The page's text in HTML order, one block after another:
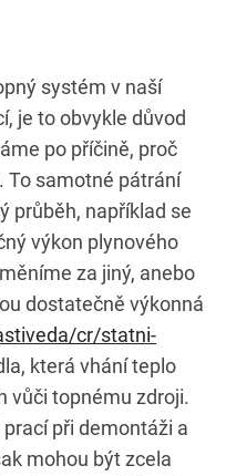
systém v naší
je to obvykle důvod
po příčině, proč
To samotné pátrání
průběh, například se
výkon plynového
za jiný, anebo
dostatečně výkonná
cr/statni-
která vhání teplo
vůči topnému zdroji.
při demontáži a
mohou být zcela